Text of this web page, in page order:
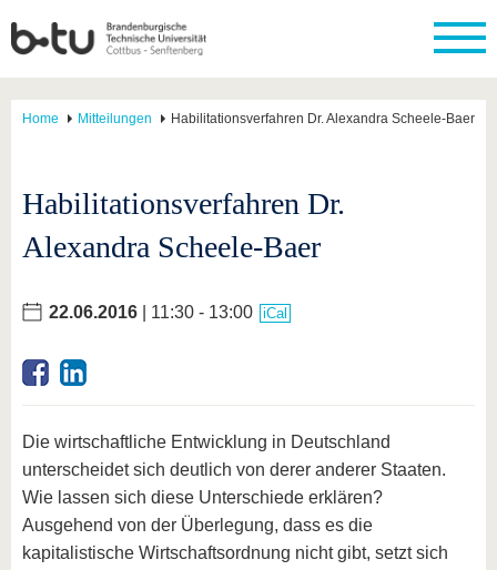
Home Mitteilungen Habilitationsverfahren Dr. Alexandra Scheele-Baer
Habilitationsverfahren Dr.
Alexandra Scheele-Baer
22.06.2016 | 11:30 - 13:00 iCal
Die wirtschaftliche Entwicklung in Deutschland
unterscheidet sich deutlich von derer anderer Staaten.
Wie lassen sich diese Unterschiede erklären?
Ausgehend von der Überlegung, dass es die
kapitalistische Wirtschaftsordnung nicht gibt, setzt sich